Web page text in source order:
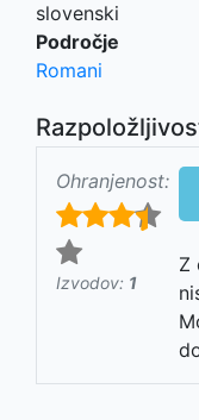
slovenski
Področje
Romani
Ohranjenost:
Izvodov: 1
Z